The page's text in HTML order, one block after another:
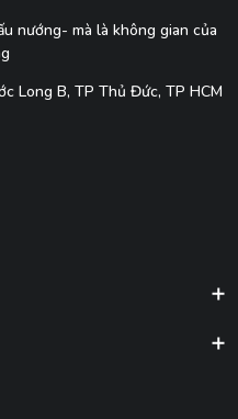
nướng- mà là không gian của
Long B, TP Thủ Đức, TP HCM